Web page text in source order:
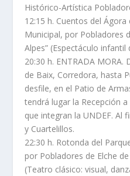
Histórico-Artística
12:15 h. Cuentos del
Municipal, por Pobladores
Alpes” (Espectáculo
20:30 h. ENTRADA MORA.
de Baix, Corredora, hasta
desfile, en el Patio de
tendrá lugar la Recepción
que integran la UNDEF. Al
y Cuartelillos.
22:30 h. Rotonda del
por Pobladores de Elche
(Teatro clásico: visual,